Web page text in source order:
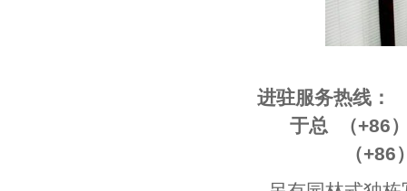
进驻服务热线：
于总 （+86）
（+86）